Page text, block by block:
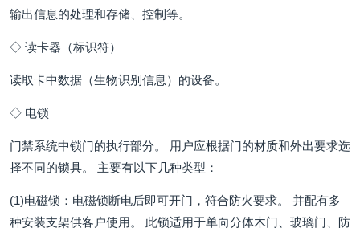
输出信息的处理和存储、控制等。
◇ 读卡器（标识符）
读取卡中数据（生物识别信息）的设备。
◇ 电锁
门禁系统中锁门的执行部分。 用户应根据门的材质和外出要求选
择不同的锁具。 主要有以下几种类型：
(1)电磁锁：电磁锁断电后即可开门，符合防火要求。 并配有多
种安装支架供客户使用。 此锁适用于单向分体木门、玻璃门、防